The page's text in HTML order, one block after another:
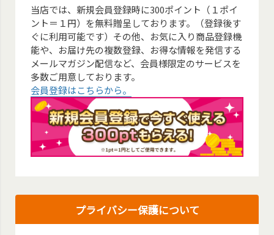
当店では、新規会員登録時に300ポイント（１ポイ
ント＝１円）を無料贈呈しております。（登録後す
ぐに利用可能です）その他、お気に入り商品登録機
能や、お届け先の複数登録、お得な情報を発信する
メールマガジン配信など、会員様限定のサービスを
多数ご用意しております。
会員登録はこちらから。
プライバシー保護について